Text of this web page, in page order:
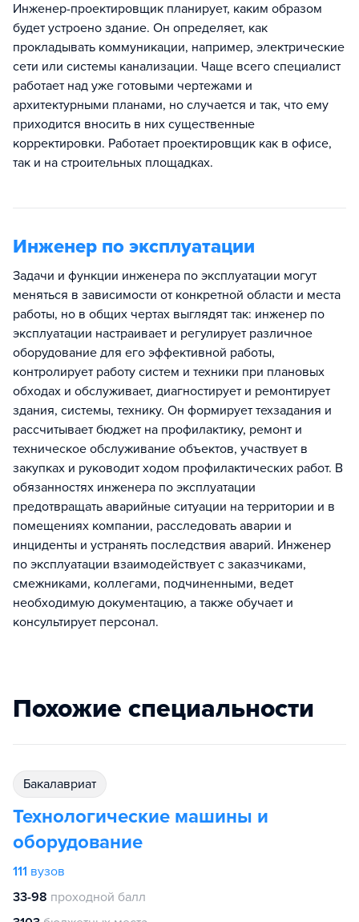
Инженер-проектировщик планирует, каким образом
будет устроено здание. Он определяет, как
прокладывать коммуникации, например, электрические
сети или системы канализации. Чаще всего специалист
работает над уже готовыми чертежами и
архитектурными планами, но случается и так, что ему
приходится вносить в них существенные
корректировки. Работает проектировщик как в офисе,
так и на строительных площадках.
Инженер по эксплуатации
Задачи и функции инженера по эксплуатации могут
меняться в зависимости от конкретной области и места
работы, но в общих чертах выглядят так: инженер по
эксплуатации настраивает и регулирует различное
оборудование для его эффективной работы,
контролирует работу систем и техники при плановых
обходах и обслуживает, диагностирует и ремонтирует
здания, системы, технику. Он формирует техзадания и
рассчитывает бюджет на профилактику, ремонт и
техническое обслуживание объектов, участвует в
закупках и руководит ходом профилактических работ. В
обязанностях инженера по эксплуатации
предотвращать аварийные ситуации на территории и в
помещениях компании, расследовать аварии и
инциденты и устранять последствия аварий. Инженер
по эксплуатации взаимодействует с заказчиками,
смежниками, коллегами, подчиненными, ведет
необходимую документацию, а также обучает и
консультирует персонал.
Похожие специальности
бакалавриат
Технологические машины и
оборудование
111 вузов
33-98 проходной балл